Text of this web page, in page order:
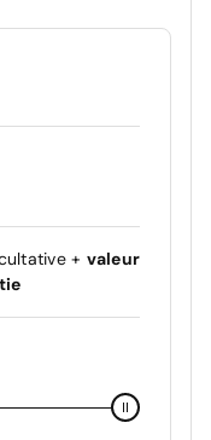
+ valeur